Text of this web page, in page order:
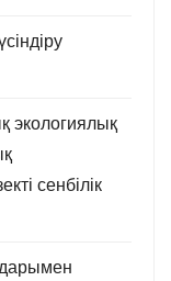
экологиялық
сенбілік